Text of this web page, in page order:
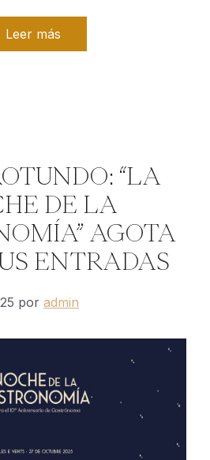
Leer más
“LA
DE LA
AGOTA
ENTRADAS
por admin